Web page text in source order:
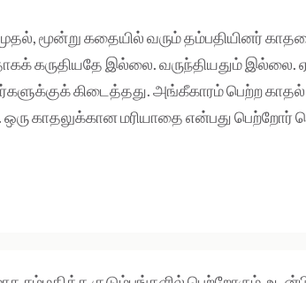
மூன்று கதையில் வரும் தம்பதியினர்
கருதியதே இல்லை. வருந்தியதும் இல்லை.
கிடைத்தது. அங்கீகாரம் பெற்ற
காதலுக்கான மரியாதை என்பது பெற்றோர்